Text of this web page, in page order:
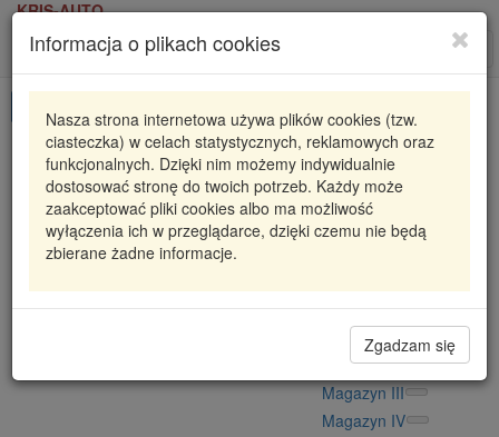
KRIS-AUTO
Informacja o plikach cookies
Nasza strona internetowa używa plików cookies (tzw.
ciasteczka) w celach statystycznych, reklamowych oraz
funkcjonalnych. Dzięki nim możemy indywidualnie
dostosować stronę do twoich potrzeb. Każdy może
zaakceptować pliki cookies albo ma możliwość
wyłączenia ich w przeglądarce, dzięki czemu nie będą
zbierane żadne informacje.
Zgadzam się
Karta produktu
819001410 FAG
PODUSZKA STABILIZATORA FORD
15,07 zł
Filia Lublin 0
Magazyn II
Magazyn V
Magazyn III
Magazyn IV